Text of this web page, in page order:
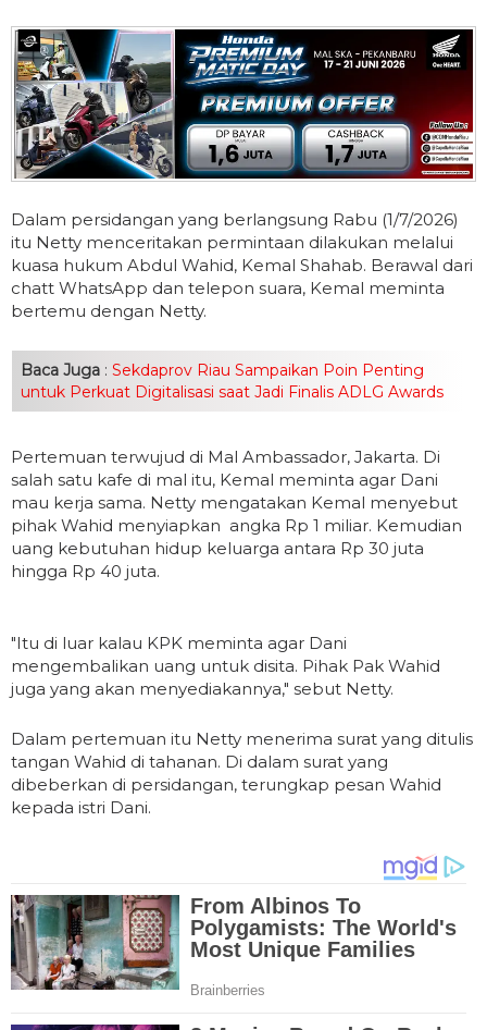
Dalam persidangan yang berlangsung Rabu (1/7/2026)
itu Netty menceritakan permintaan dilakukan melalui
kuasa hukum Abdul Wahid, Kemal Shahab. Berawal dari
chatt WhatsApp dan telepon suara, Kemal meminta
bertemu dengan Netty.
Baca Juga : Sekdaprov Riau Sampaikan Poin Penting
untuk Perkuat Digitalisasi saat Jadi Finalis ADLG Awards
Pertemuan terwujud di Mal Ambassador, Jakarta. Di
salah satu kafe di mal itu, Kemal meminta agar Dani
mau kerja sama. Netty mengatakan Kemal menyebut
pihak Wahid menyiapkan angka Rp 1 miliar. Kemudian
uang kebutuhan hidup keluarga antara Rp 30 juta
hingga Rp 40 juta.
"Itu di luar kalau KPK meminta agar Dani
mengembalikan uang untuk disita. Pihak Pak Wahid
juga yang akan menyediakannya," sebut Netty.
Dalam pertemuan itu Netty menerima surat yang ditulis
tangan Wahid di tahanan. Di dalam surat yang
dibeberkan di persidangan, terungkap pesan Wahid
kepada istri Dani.